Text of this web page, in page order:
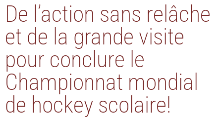
De l’action sans relâche
et de la grande visite
pour conclure le
Championnat mondial
de hockey scolaire!